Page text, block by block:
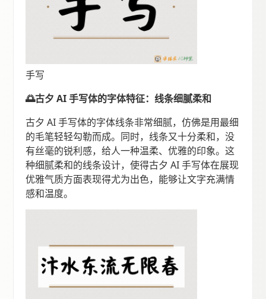
手写
🌅古夕 AI 手写体的字体特征：线条细腻柔和
古夕 AI 手写体的字体线条非常细腻，仿佛是用最细
的毛笔轻轻勾勒而成。同时，线条又十分柔和，没
有丝毫的锐利感，给人一种温柔、优雅的印象。这
种细腻柔和的线条设计，使得古夕 AI 手写体在展现
优雅气质方面表现得尤为出色，能够让文字充满情
感和温度。